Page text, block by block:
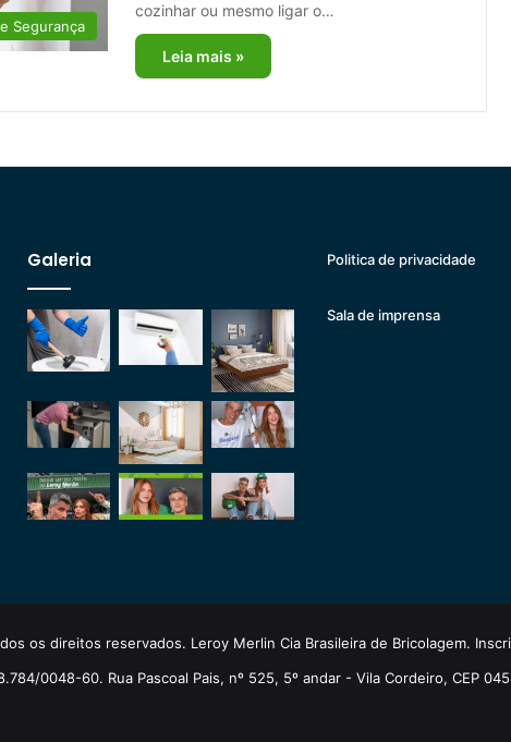
Segurança
cozinhar ou mesmo ligar o…
Leia mais »
Galeria Politica de privacidade
Sala de imprensa
os direitos reservados. Leroy Merlin Cia Brasileira de Bricolagem.
0048-60. Rua Pascoal Pais, nº 525, 5º andar - Vila Cordeiro, CEP